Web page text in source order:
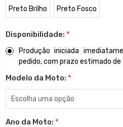
Preto Brilho Preto Fosco
Disponibilidade: *
Produção iniciada
pedido, com prazo estimado de
Modelo da Moto: *
Ano da Moto: *